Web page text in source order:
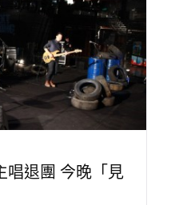
燒島"
唱退團 今晚「見